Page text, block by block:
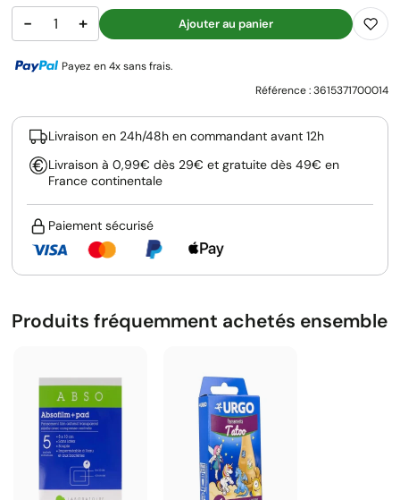
− + Ajouter au panier
Payez en 4x sans frais.
Référence :3615371700014
Livraison en 24h/48h en commandant avant 12h
Livraison à 0,99€ dès 29€ et gratuite dès 49€ en
France continentale
Paiement sécurisé
Produits fréquemment achetés ensemble